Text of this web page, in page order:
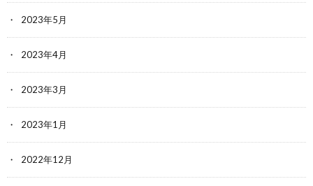
2023年5月
2023年4月
2023年3月
2023年1月
2022年12月